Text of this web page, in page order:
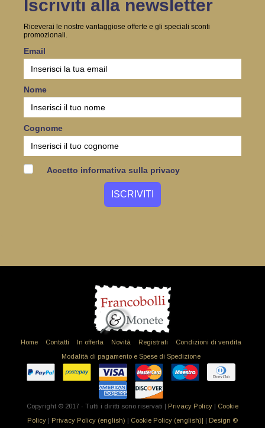
Iscriviti alla newsletter
Riceverai le nostre vantaggiose offerte e gli speciali sconti
promozionali.
Email
Nome
Cognome
Accetto informativa sulla privacy
Home Contatti In offerta Novità Registrati
Condizioni di vendita
Modalità di pagamento e Spese di Spedizione
Copyright © 2017 - Tutti i diritti sono riservati | Privacy Policy
Cookie
Policy
Privacy Policy (english) Cookie Policy (english)| Design ©